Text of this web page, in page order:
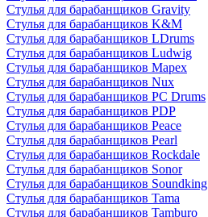
Стулья для барабанщиков Gravity
Стулья для барабанщиков K&M
Стулья для барабанщиков LDrums
Стулья для барабанщиков Ludwig
Стулья для барабанщиков Mapex
Стулья для барабанщиков Nux
Стулья для барабанщиков PC Drums
Стулья для барабанщиков PDP
Стулья для барабанщиков Peace
Стулья для барабанщиков Pearl
Стулья для барабанщиков Rockdale
Стулья для барабанщиков Sonor
Стулья для барабанщиков Soundking
Стулья для барабанщиков Tama
Стулья для барабанщиков Tamburo